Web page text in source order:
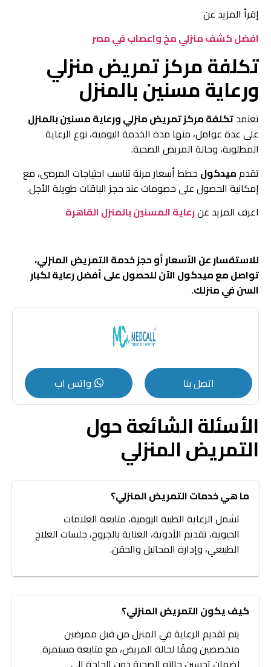
إقرأ المزيد عن
افضل كشف منزلي مخ واعصاب في مصر
تكلفة مركز تمريض منزلي
ورعاية مسنين بالمنزل
تعتمدتكلفة مركز تمريض منزلي ورعاية مسنين بالمنزل
على عدة عوامل، منها مدة الخدمة اليومية، نوع الرعاية
المطلوبة، وحالة المريض الصحية.
تقدمميدكول خطط أسعار مرنة تناسب احتياجات المرضى، مع
إمكانية الحصول على خصومات عند حجز الباقات طويلة الأجل.
اعرف المزيد عنرعاية المسنين بالمنزل القاهرة
للاستفسار عن الأسعار أو حجز خدمة التمريض المنزلي،
تواصل مع ميدكول الآن للحصول على أفضل رعاية لكبار
السن في منزلك.
اتصل بنا واتس اب
الأسئلة الشائعة حول
التمريض المنزلي
ما هي خدمات التمريض المنزلي؟
تشمل الرعاية الطبية اليومية، متابعة العلامات
الحيوية، تقديم الأدوية، العناية بالجروح، جلسات العلاج
الطبيعي، وإدارة المحاليل والحقن.
كيف يكون التمريض المنزلي؟
يتم تقديم الرعاية في المنزل من قبل ممرضين
متخصصين وفقًا لحالة المريض، مع متابعة مستمرة